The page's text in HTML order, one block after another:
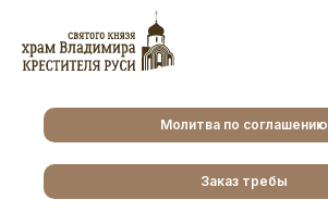
Молитва по соглашению
Заказ требы